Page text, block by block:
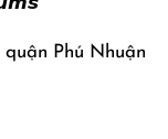
quận Phú Nhuận